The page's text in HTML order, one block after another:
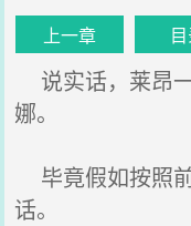
上一章
说实话，莱昂
娜。
毕竟假如按照
话。